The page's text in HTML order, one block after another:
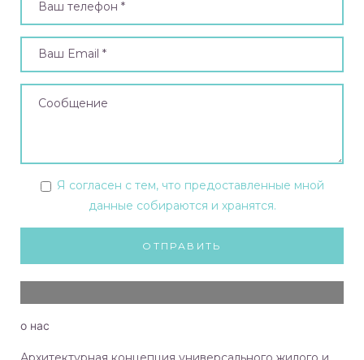
Я согласен с тем, что предоставленные мной
данные собираются и хранятся.
о нас